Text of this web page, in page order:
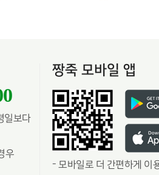
일보다
우
짱죽 모바일 앱
- 모바일로 더 간편하게 이